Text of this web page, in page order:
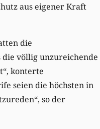
aus eigener Kraft
die
völlig unzureichende
konterte
seien die höchsten in
so der